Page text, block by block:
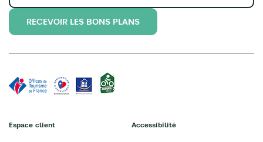
RECEVOIR LES BONS PLANS
Espace client Accessibilité